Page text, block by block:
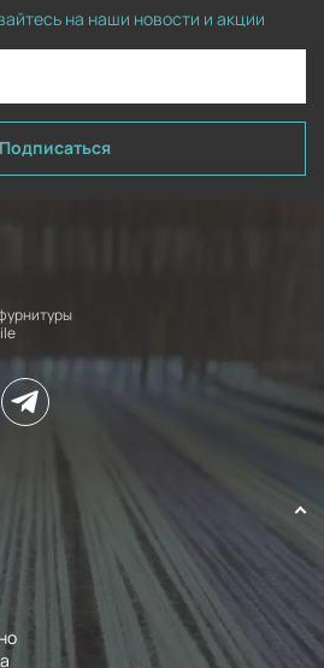
на наши новости и акции
Подписаться